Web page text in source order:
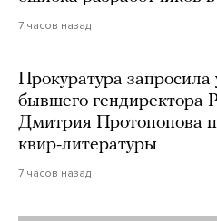
7 часов назад
Прокуратура
бывшего гендиректора
Дмитрия Протопопова
квир-литературы
7 часов назад